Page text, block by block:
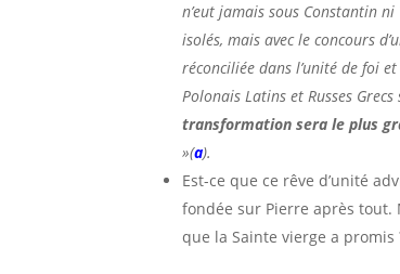
n’eut jamais sous Constantin ni
isolés, mais avec le concours
réconciliée dans l’unité de foi
Polonais Latins et Russes
transformation sera le plus
»(a).
Est-ce que ce rêve d’unité
fondée sur Pierre après tout.
que la Sainte vierge a promis